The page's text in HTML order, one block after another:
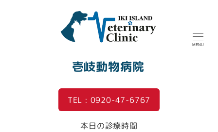
壱岐動物病院
MENU
TEL : 0920-47-6767
本日の診療時間